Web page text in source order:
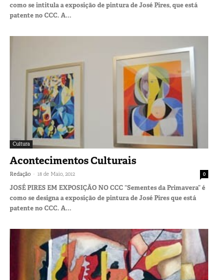
como se intitula a exposição de pintura de José Pires, que está
patente no CCC. A...
Cultura
Acontecimentos Culturais
Redação - 18 de Maio, 2012 0
JOSÉ PIRES EM EXPOSIÇÃO NO CCC “Sementes da Primavera” é
como se designa a exposição de pintura de José Pires que está
patente no CCC. A...